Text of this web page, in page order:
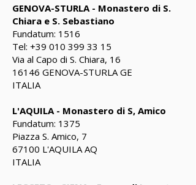
GENOVA-STURLA - Monastero di S.
Chiara e S. Sebastiano
Fundatum: 1516
Tel: +39 010 399 33 15
Via al Capo di S. Chiara, 16
16146 GENOVA-STURLA GE
ITALIA
L'AQUILA - Monastero di S, Amico
Fundatum: 1375
Piazza S. Amico, 7
67100 L'AQUILA AQ
ITALIA